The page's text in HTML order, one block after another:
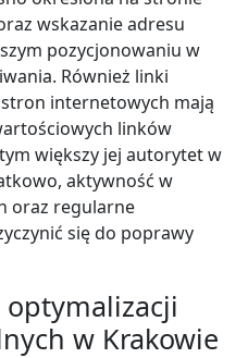
wskazanie adresu
pozycjonowaniu w
Również linki
internetowych mają
linków
większy jej autorytet w
aktywność w
oraz regularne
się do poprawy
optymalizacji
w Krakowie